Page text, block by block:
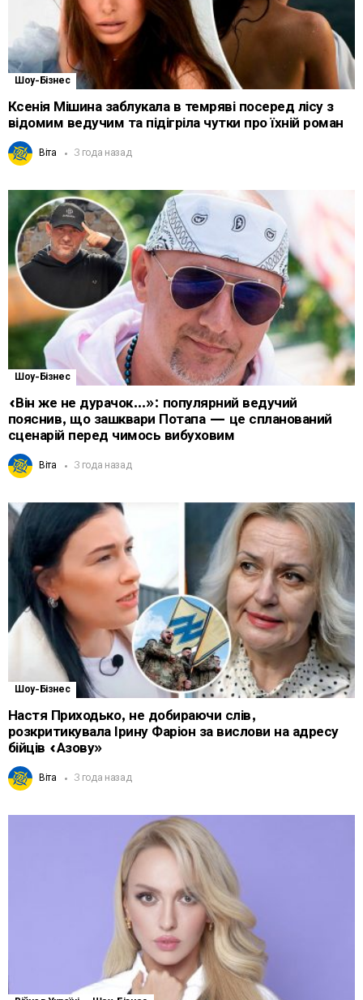
Шоу-Бізнес
Ксенія Мішина заблукала в темряві посеред лісу з
відомим ведучим та підігріла чутки про їхній роман
Віта 3 года назад
Шоу-Бізнес
«Він же не дурачок…»: популярний ведучий
пояснив, що зашквари Потапа — це спланований
сценарій перед чимось вибуховим
Віта 3 года назад
Шоу-Бізнес
Настя Приходько, не добираючи слів,
розкритикувала Ірину Фаріон за вислови на адресу
бійців «Азову»
Віта 3 года назад